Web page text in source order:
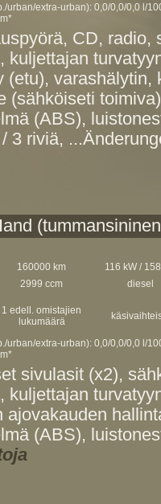
urban/extra-urban): 0,0/0,0/0,0 l/
CD, radio,
kuljettajan
(etu), varashälytin,
(sähköiseti
(ABS),
3 riviä,
160000 km 116 kW /
2999 ccm diesel
1 edell. omistajien
lukumäärä
urban/extra-urban): 0,0/0,0/0,0 l/
sivulasit (x2),
kuljettajan
ajovakauden
(ABS),